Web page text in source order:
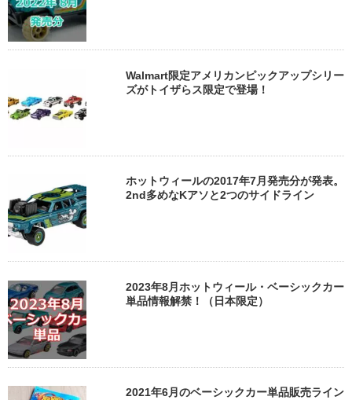
Walmart限定アメリカンピックアップシリー
ズがトイザらス限定で登場！
ホットウィールの2017年7月発売分が発表。
2nd多めなKアソと2つのサイドライン
2023年8月ホットウィール・ベーシックカー
単品情報解禁！（日本限定）
2021年6月のベーシックカー単品販売ライン